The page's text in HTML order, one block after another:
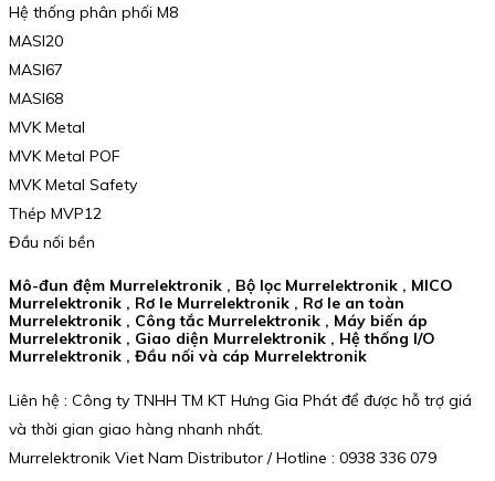
Hệ thống phân phối M8
MASI20
MASI67
MASI68
MVK Metal
MVK Metal POF
MVK Metal Safety
Thép MVP12
Đầu nối bền
Mô-đun đệm Murrelektronik , Bộ lọc Murrelektronik , MICO
Murrelektronik , Rơ le Murrelektronik , Rơ le an toàn
Murrelektronik , Công tắc Murrelektronik , Máy biến áp
Murrelektronik , Giao diện Murrelektronik , Hệ thống I/O
Murrelektronik , Đầu nối và cáp Murrelektronik
Liên hệ : Công ty TNHH TM KT Hưng Gia Phát để được hỗ trợ giá
và thời gian giao hàng nhanh nhất.
Murrelektronik Viet Nam Distributor / Hotline : 0938 336 079